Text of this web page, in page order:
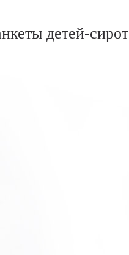
детей-сирот